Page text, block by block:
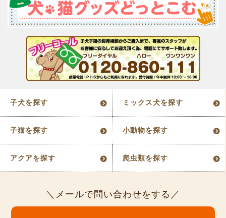
子犬を探す ミックス犬を探す
子猫を探す 小動物を探す
アクアを探す 爬虫類を探す
メールで問い合わせをする